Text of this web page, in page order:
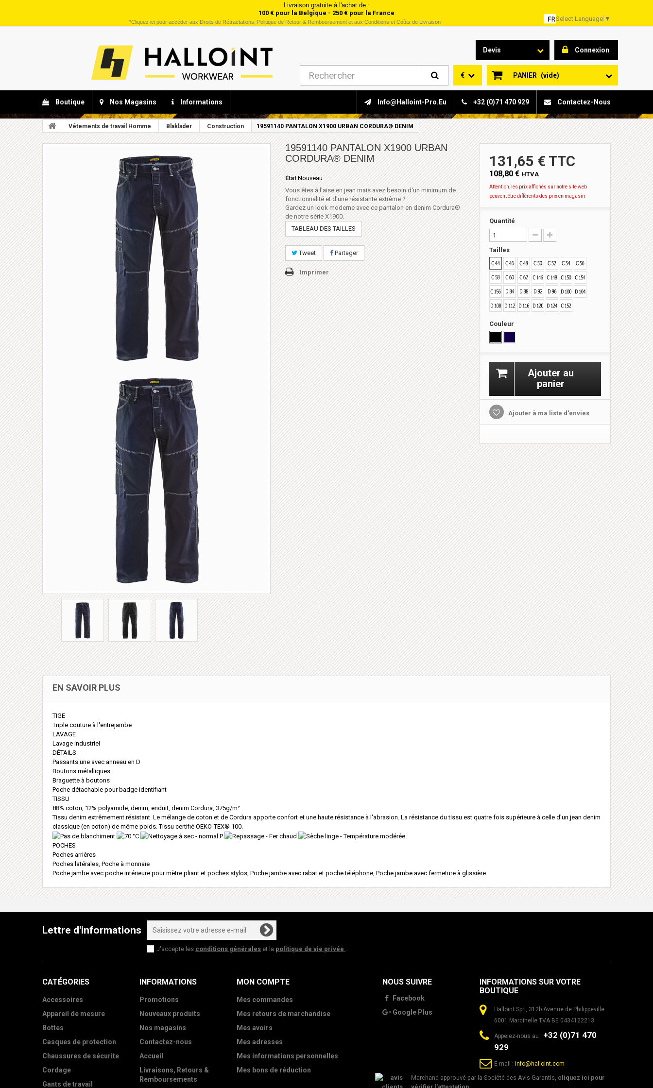
Livraison gratuite à l'achat de :
100 € pour la Belgique - 250 € pour la France
*Cliquez icipour accéder aux Droits de Rétractations, Politique de Retour & Remboursement et aux Conditions et Coûts de Livraison Select Language ▼
Connexion
Devis
PANIER (vide)
€
Boutique Nos Magasins Informations Contactez-Nous
+32 (0)71 470 929
Info@halloint-Pro.eu
Vêtements de travail Homme Blaklader Construction 19591140 PANTALON X1900 URBAN CORDURA® DENIM
19591140 PANTALON X1900 URBAN
CORDURA® DENIM
État Nouveau
Vous êtes à l'aise en jean mais avez besoin d'un minimum de
fonctionnalité et d'une résistante extrême ?
Gardez un look moderne avec ce pantalon en denim Cordura®
de notre série X1900.
TABLEAU DES TAILLES
Tweet Partager
Imprimer
131,65 € TTC
108,80 € HTVA
Attention, les prix affichés sur notre site web
peuvent être différents des prix en magasin
Quantité
Tailles
Couleur
Ajouter au
panier
Ajouter à ma liste d'envies
EN SAVOIR PLUS
TIGE
Triple couture à l'entrejambe
LAVAGE
Lavage industriel
DÉTAILS
Passants une avec anneau en D
Boutons métalliques
Braguette à boutons
Poche détachable pour badge identifiant
TISSU
88% coton, 12% polyamide, denim, enduit, denim Cordura, 375g/m²
Tissu denim extrêmement résistant. Le mélange de coton et de Cordura apporte confort et une haute résistance à l'abrasion. La résistance du tissu est quatre fois supérieure à celle d'un jean denim
classique (en coton) de même poids. Tissu certifié OEKO-TEX® 100.
POCHES
Poches arrières
Poches latérales, Poche à monnaie
Poche jambe avec poche intérieure pour mètre pliant et poches stylos, Poche jambe avec rabat et poche téléphone, Poche jambe avec fermeture à glissière
Lettre d'informations
J'accepte les conditions générales et la politique de vie privée .
CATÉGORIES
Accessoires
Appareil de mesure
Bottes
Casques de protection
Chaussures de sécurite
Cordage
Gants de travail
INFORMATIONS
Promotions
Nouveaux produits
Nos magasins
Contactez-nous
Accueil
Livraisons, Retours &
Remboursements
MON COMPTE
Mes commandes
Mes retours de marchandise
Mes avoirs
Mes adresses
Mes informations personnelles
Mes bons de réduction
NOUS SUIVRE
Facebook
Google Plus
INFORMATIONS SUR VOTRE
BOUTIQUE
Halloint Sprl, 312b Avenue de Philippeville
6001 Marcinelle TVA BE 0434122213
Appelez-nous au : +32 (0)71 470
929
E-mail : info@halloint.com
Marchand approuvé par la Société des Avis Garantis, cliquez ici pour